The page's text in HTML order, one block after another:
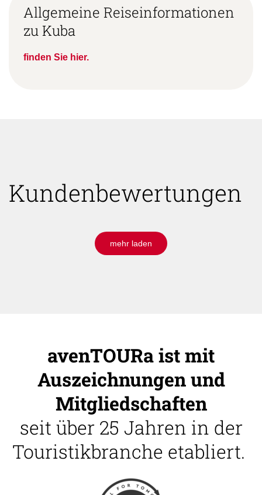
Allgemeine Reiseinformationen
zu Kuba
finden Sie hier.
Kundenbewertungen
mehr laden
avenTOURa ist mit
Auszeichnungen und
Mitgliedschaften
seit über 25 Jahren in der
Touristikbranche etabliert.